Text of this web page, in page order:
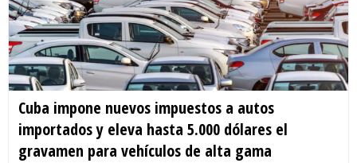
Cuba impone nuevos impuestos a autos
importados y eleva hasta 5.000 dólares el
gravamen para vehículos de alta gama